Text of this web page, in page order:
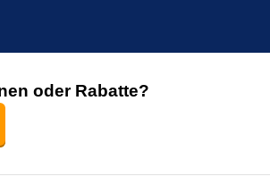
oder Rabatte?